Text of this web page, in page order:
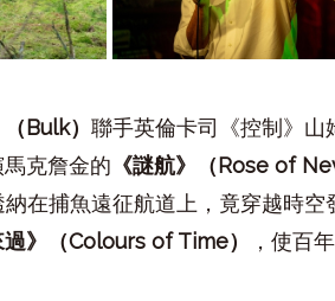
Bulk）聯手英倫卡司《控制》山
克詹金的 《謎航》（Rose of
在捕魚遠征航道上，竟穿越時空
過》（Colours of Time）
，使百